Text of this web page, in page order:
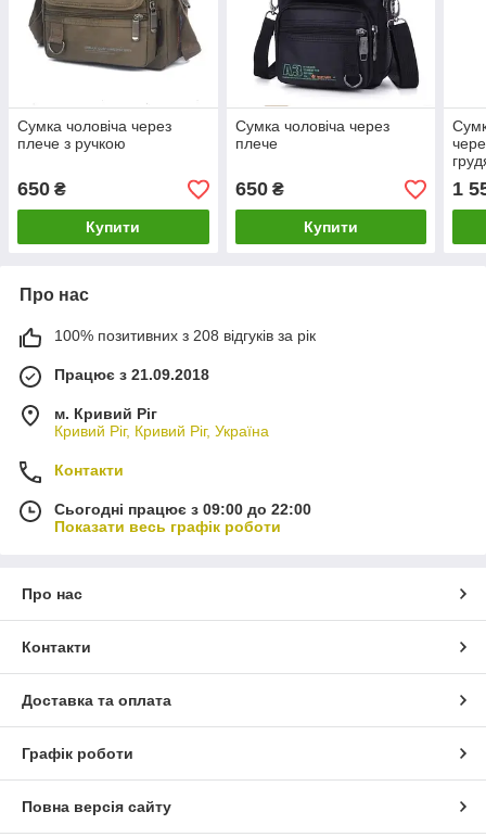
Сумка чоловіча через
плече з ручкою
650 ₴
Купити
Сумка чоловіча через
плече
650₴
Купити
1
Про нас
100% позитивних з 208 відгуків за рік
Працює з 21.09.2018
м. Кривий Ріг
Кривий Ріг, Кривий Ріг, Україна
Контакти
Сьогодні працює з 09:00 до 22:00
Показати весь графік роботи
Про нас
Контакти
Доставка та оплата
Графік роботи
Повна версія сайту